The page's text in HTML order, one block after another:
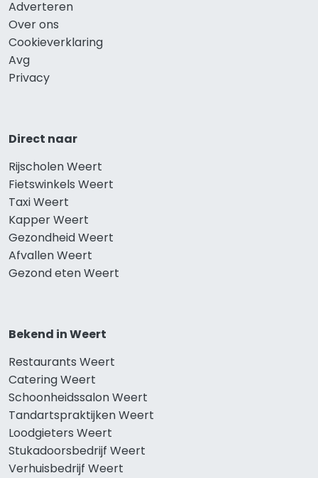
Adverteren
Over ons
Cookieverklaring
Avg
Privacy
Direct naar
Rijscholen Weert
Fietswinkels Weert
Taxi Weert
Kapper Weert
Gezondheid Weert
Afvallen Weert
Gezond eten Weert
Bekend in Weert
Restaurants Weert
Catering Weert
Schoonheidssalon Weert
Tandartspraktijken Weert
Loodgieters Weert
Stukadoorsbedrijf Weert
Verhuisbedrijf Weert